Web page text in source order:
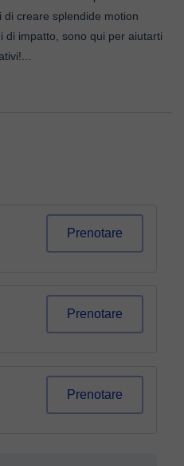
creare splendide motion
di impatto, sono qui per aiutarti
Prenotare
Prenotare
Prenotare